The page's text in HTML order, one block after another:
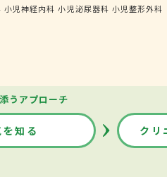
小児神経内科 小児泌尿器科 小児整形外科
うアプローチ
知る クリ